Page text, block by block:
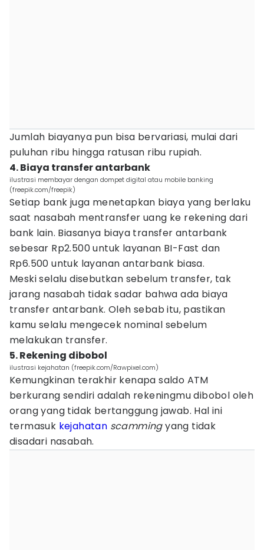
Jumlah biayanya pun bisa bervariasi, mulai dari
puluhan ribu hingga ratusan ribu rupiah.
4. Biaya transfer antarbank
ilustrasi membayar dengan dompet digital atau mobile banking
(freepik.com/freepik)
Setiap bank juga menetapkan biaya yang berlaku
saat nasabah mentransfer uang ke rekening dari
bank lain. Biasanya biaya transfer antarbank
sebesar Rp2.500 untuk layanan BI-Fast dan
Rp6.500 untuk layanan antarbank biasa.
Meski selalu disebutkan sebelum transfer, tak
jarang nasabah tidak sadar bahwa ada biaya
transfer antarbank. Oleh sebab itu, pastikan
kamu selalu mengecek nominal sebelum
melakukan transfer.
5. Rekening dibobol
ilustrasi kejahatan (freepik.com/Rawpixel.com)
Kemungkinan terakhir kenapa saldo ATM
berkurang sendiri adalah rekeningmu dibobol oleh
orang yang tidak bertanggung jawab. Hal ini
termasuk kejahatan scammingyang tidak
disadari nasabah.